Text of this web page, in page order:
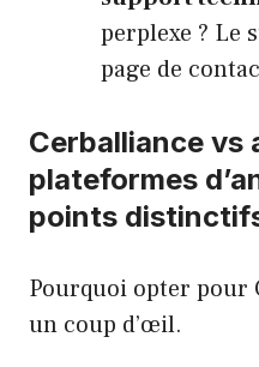
perplexe ? Le
page de
Cerballiance vs
plateformes
points
Pourquoi opter pour
un coup d’œil.